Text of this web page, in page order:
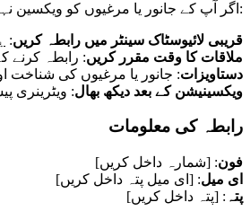
اگر آپ کے جانور یا مرغیوں کو ویکسین نہیں ہوئی ہے تو:
قریبی لائیوسٹاک سینٹر میں رابطہ کریں:
ملاقات کا وقت مقرر کریں: رابطہ کرنے
دستاویزات: جانور یا مرغیوں کی شناخت
ویکسینیشن کے بعد دیکھ بھال: ویٹرینری
رابطہ کی معلومات
فون: [شمارہ داخل کریں]
ای میل: [ای میل پتہ داخل کریں]
پتہ : [پتہ داخل کریں]